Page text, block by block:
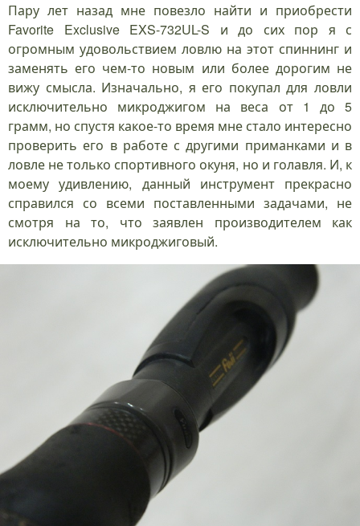
Пару лет назад мне повезло найти и приобрести
Favorite Exclusive EXS-732UL-S и до сих пор я с
огромным удовольствием ловлю на этот спиннинг и
заменять его чем-то новым или более дорогим не
вижу смысла. Изначально, я его покупал для ловли
исключительно микроджигом на веса от 1 до 5
грамм, но спустя какое-то время мне стало интересно
проверить его в работе с другими приманками и в
ловле не только спортивного окуня, но и голавля. И, к
моему удивлению, данный инструмент прекрасно
справился со всеми поставленными задачами, не
смотря на то, что заявлен производителем как
исключительно микроджиговый.